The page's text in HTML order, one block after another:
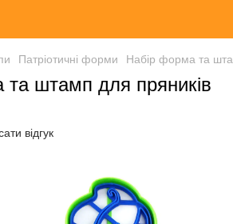
Патріотичні форми Набір форма та
штамп для пряників
відгук